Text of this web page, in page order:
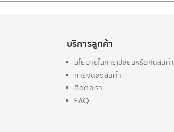
บริการลูกค้า
นโยบายในการเปลี่ยนหรือคืนสินค้า
การจัดส่งสินค้า
ติดต่อเรา
FAQ